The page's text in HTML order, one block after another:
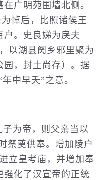
广明苑围墙北侧。
悼后，比照诸侯王
户。史良娣为戾夫
以湖县阕乡邪里聚为
园，封土尚存）。据
中早夭”之意。
为帝，则父亲当以
祭奠供奉。增加陵户
立皇考庙，并增加奉
强化了汉宣帝的正统